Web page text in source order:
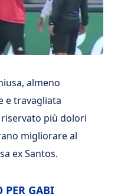
almeno
e travagliata
più dolori
migliorare al
ex Santos.
PER GABI